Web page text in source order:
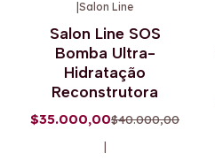
Agotado
Salon Line
Salon Line SOS
Bomba Ultra-
Hidratação
Reconstrutora
$35.000,00$40.000,00